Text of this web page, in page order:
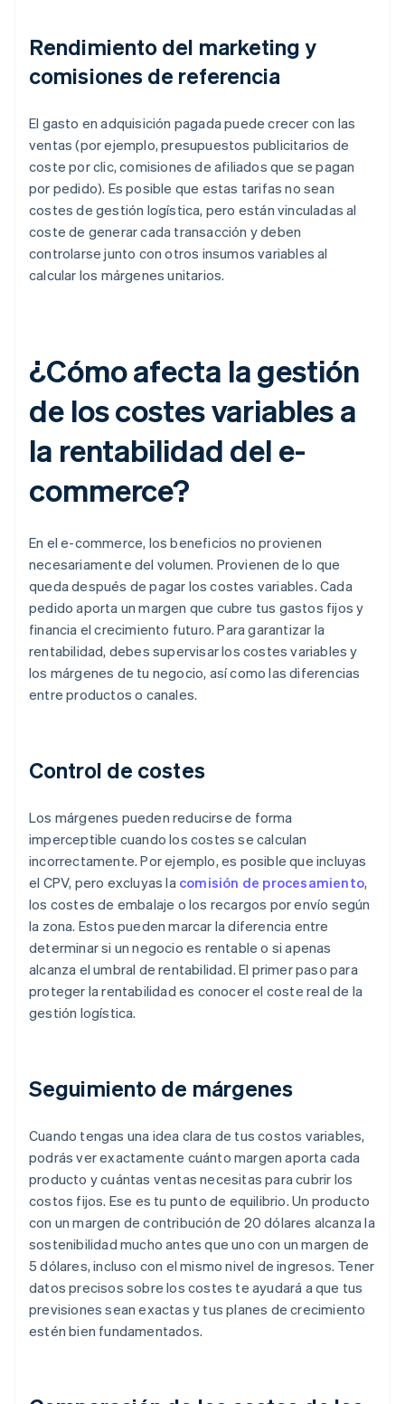
Rendimiento del marketing y
comisiones de referencia
El gasto en adquisición pagada puede crecer con las
ventas (por ejemplo, presupuestos publicitarios de
coste por clic, comisiones de afiliados que se pagan
por pedido). Es posible que estas tarifas no sean
costes de gestión logística, pero están vinculadas al
coste de generar cada transacción y deben
controlarse junto con otros insumos variables al
calcular los márgenes unitarios.
¿Cómo afecta la gestión
de los costes variables a
la rentabilidad del e-
commerce?
En el e-commerce, los beneficios no provienen
necesariamente del volumen. Provienen de lo que
queda después de pagar los costes variables. Cada
pedido aporta un margen que cubre tus gastos fijos y
financia el crecimiento futuro. Para garantizar la
rentabilidad, debes supervisar los costes variables y
los márgenes de tu negocio, así como las diferencias
entre productos o canales.
Control de costes
Los márgenes pueden reducirse de forma
imperceptible cuando los costes se calculan
incorrectamente. Por ejemplo, es posible que incluyas
el CPV, pero excluyas la comisión de procesamiento,
los costes de embalaje o los recargos por envío según
la zona. Estos pueden marcar la diferencia entre
determinar si un negocio es rentable o si apenas
alcanza el umbral de rentabilidad. El primer paso para
proteger la rentabilidad es conocer el coste real de la
gestión logística.
Seguimiento de márgenes
Cuando tengas una idea clara de tus costos variables,
podrás ver exactamente cuánto margen aporta cada
producto y cuántas ventas necesitas para cubrir los
costos fijos. Ese es tu punto de equilibrio. Un producto
con un margen de contribución de 20 dólares alcanza la
sostenibilidad mucho antes que uno con un margen de
5 dólares, incluso con el mismo nivel de ingresos. Tener
datos precisos sobre los costes te ayudará a que tus
previsiones sean exactas y tus planes de crecimiento
estén bien fundamentados.